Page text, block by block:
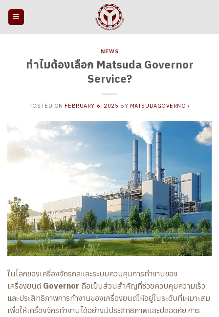
NEWS
ทำไมต้องเลือก Matsuda Governor
Service?
POSTED ON FEBRUARY 6, 2025 BY MATSUDAGOVERNOR
ในโลกของเครื่องจักรกลและระบบควบคุมการทำงานของ
เครื่องยนต์Governor ถือเป็นส่วนสำคัญที่ช่วยควบคุมความเร็ว
และประสิทธิภาพการทำงานของเครื่องยนต์ให้อยู่ในระดับที่เหมาะสม
เพื่อให้เครื่องจักรทำงานได้อย่างมีประสิทธิภาพและปลอดภัย การ